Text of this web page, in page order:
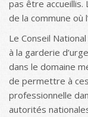
pas être
de la commune où
Le Conseil
à la garderie
dans le domaine
de permettre à
professionnelle
autorités